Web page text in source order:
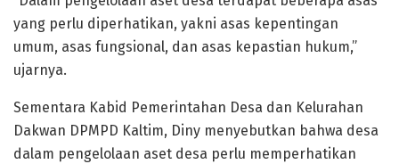
yang perlu diperhatikan, yakni asas kepentingan
umum, asas fungsional, dan asas kepastian hukum,”
ujarnya.
Sementara Kabid Pemerintahan Desa dan Kelurahan
Dakwan DPMPD Kaltim, Diny menyebutkan bahwa desa
dalam pengelolaan aset desa perlu memperhatikan